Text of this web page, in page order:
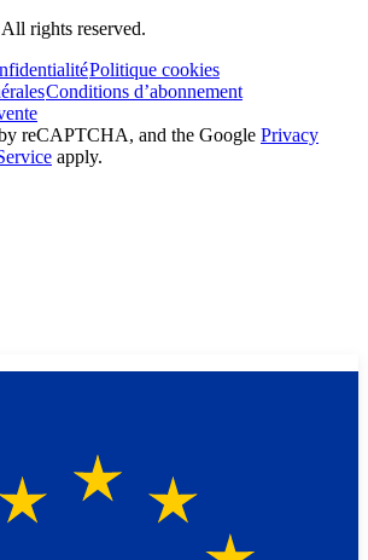
rights reserved.
Politique cookies
Conditions d’abonnement
reCAPTCHA, and the Google Privacy
apply.